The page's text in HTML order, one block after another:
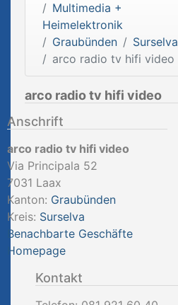
Multimedia +
Heimelektronik
Graubünden
Surselva
arco radio tv hifi video
arco radio tv hifi video
Anschrift
arco radio tv hifi video
Via Principala 52
7031 Laax
Kanton: Graubünden
Kreis: Surselva
Benachbarte Geschäfte
Homepage
Kontakt